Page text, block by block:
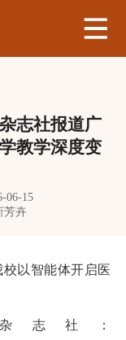
志社报道广
教学深度变
06-15
芳卉
以智能体开启医
志社
：